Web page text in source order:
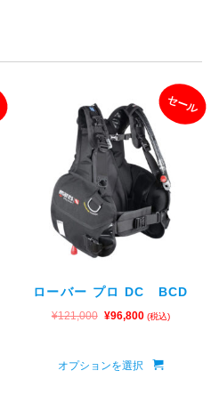
セール
ローバー プロ DC BCD
¥121,000 ¥96,800 (税込)
オプションを選択